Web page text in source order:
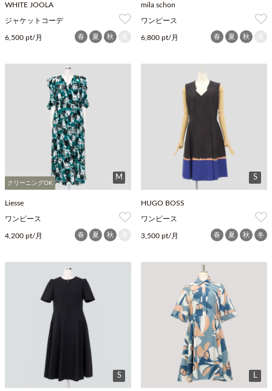
WHITE JOOLA
ジャケットコーデ
6,500 pt/月 春 夏 秋
mila schon
ワンピース
6,800 pt/月 春 夏 秋
クリーニングOK
M
Liesse
ワンピース
4,200 pt/月 春 夏 秋
S
HUGO BOSS
ワンピース
3,500 pt/月 春 夏 秋 冬
S L